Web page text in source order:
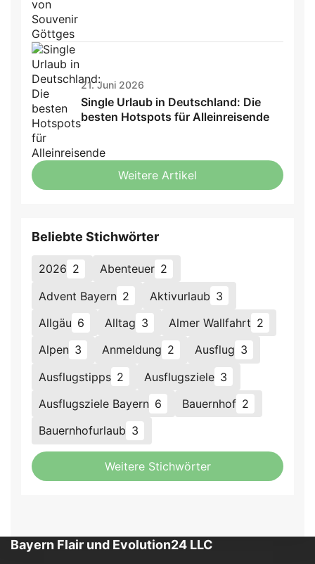
21. Juni 2026
Single Urlaub in Deutschland: Die
besten Hotspots für Alleinreisende
Weitere Artikel
Beliebte Stichwörter
2026 2 Abenteuer 2
Advent Bayern 2 Aktivurlaub 3
Allgäu 6 Alltag 3 Almer Wallfahrt 2
Alpen 3 Anmeldung 2 Ausflug 3
Ausflugstipps 2 Ausflugsziele 3
Ausflugsziele Bayern 6 Bauernhof 2
Bauernhofurlaub 3
Weitere Stichwörter
Bayern Flair und Evolution24 LLC